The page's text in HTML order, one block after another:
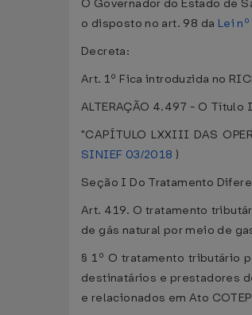
O Governador do Estado de
o disposto no art. 98 da Lei
Decreta:
Art. 1º Fica introduzida no
ALTERAÇÃO 4.497 - O
"CAPÍTULO LXXIII DAS
SINIEF 03/2018 )
Seção I Do Tratamento
Art. 419. O tratamento
de gás natural por meio de
§ 1º O tratamento tributário
destinatários e prestadores
e relacionados em Ato